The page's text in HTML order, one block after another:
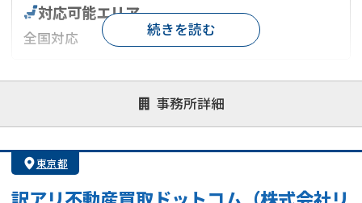
事務所詳細
対応可能エリア
全国対応
対応が親身 オンライン面談可能
レスポンスが早い
1億円以上の買取可
続きを読む
東京都